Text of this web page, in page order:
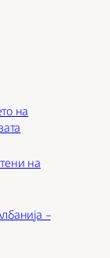
на
на
–